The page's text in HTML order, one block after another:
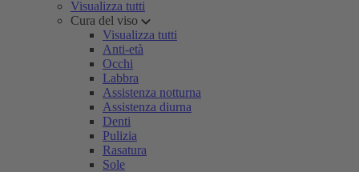
Visualizza tutti
Cura del viso
Visualizza tutti
Anti-età
Occhi
Labbra
Assistenza notturna
Assistenza diurna
Denti
Pulizia
Rasatura
Sole